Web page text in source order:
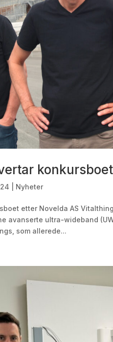
Nyheter
etter Novelda AS
avanserte ultra-wideband
som allerede...